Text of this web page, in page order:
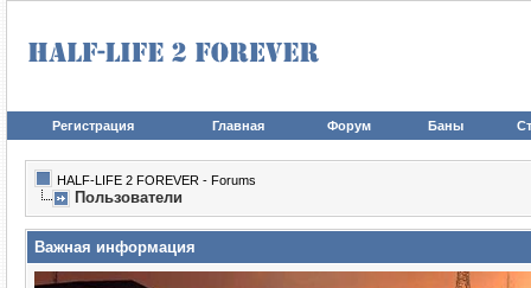
Регистрация Главная Форум Баны
HALF-LIFE 2 FOREVER - Forums
Пользователи
Важная информация